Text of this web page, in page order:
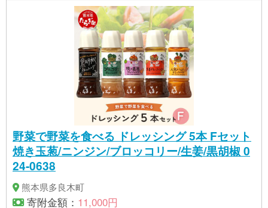
野菜で野菜を食べる ドレッシング 5本 Fセット
焼き玉葱/ニンジン/ブロッコリー/生姜/黒胡椒 0
24-0638
熊本県多良木町
寄附金額： 11,000円